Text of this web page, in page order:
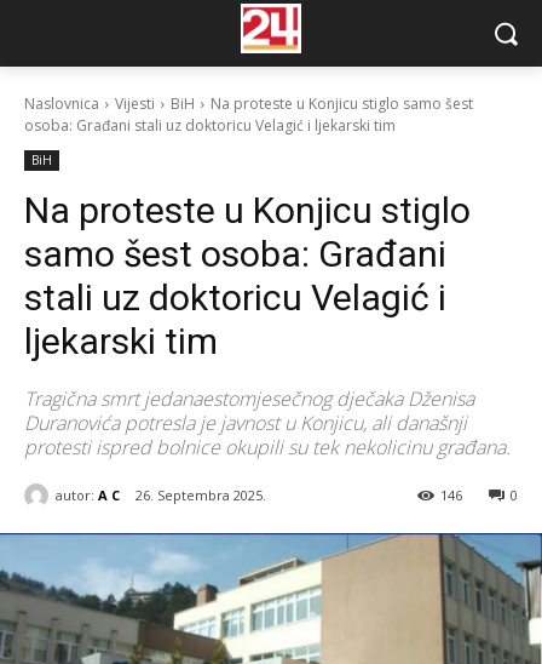
Naslovnica Vijesti BiH
Na proteste u Konjicu stiglo samo šest
osoba: Građani stali uz doktoricu Velagić i ljekarski tim
BiH
Na proteste u Konjicu stiglo
samo šest osoba: Građani
stali uz doktoricu Velagić i
ljekarski tim
Tragična smrt jedanaestomjesečnog dječaka Dženisa
Duranovića potresla je javnost u Konjicu, ali današnji
protesti ispred bolnice okupili su tek nekolicinu građana.
autor: A C 26. Septembra 2025. 0
146